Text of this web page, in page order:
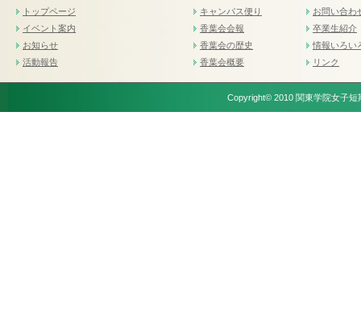
トップページ
イベント案内
お知らせ
活動報告
キャンパス便り
香葉会会報
香葉会の歴史
香葉会概要
お問い合わ
卒業生紹介
情報いろい
リンク
Copyright© 2010 関東学院女子